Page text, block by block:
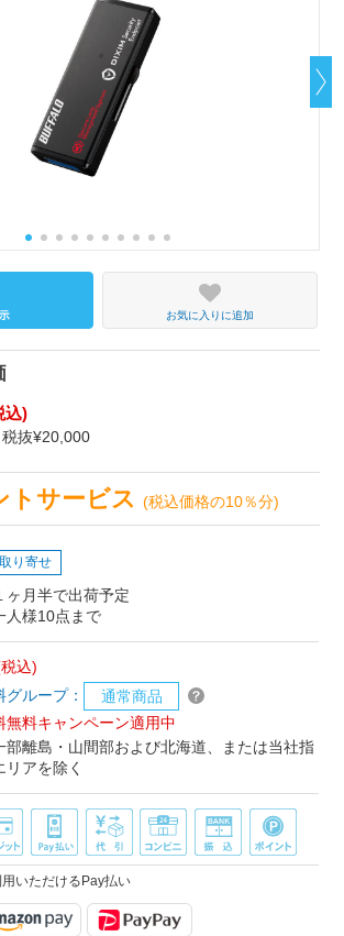
お気に入りに追加
込)
税抜¥20,000
トサービス(税込価格の10％分)
り寄せ
ヶ月半で出荷予定
人様10点まで
込)
グループ：
通常商品
無料キャンペーン適用中
離島・山間部および北海道、または当社指
リアを除く
用いただけるPay払い